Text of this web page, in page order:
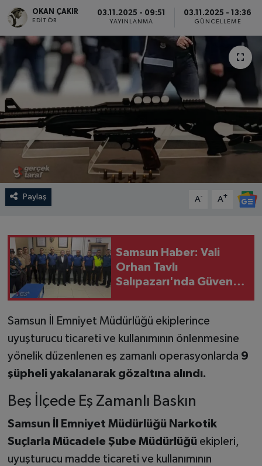
OKAN ÇAKIR
EDITÖR
03.11.2025 - 09:51
YAYINLANMA
03.11.2025 - 13:36
GÜNCELLEME
Paylaş A- A+
Samsun Haber: Vali
Orhan Tavlı
Salıpazarı'nda Güvenlik
Samsun İl Emniyet Müdürlüğü ekiplerince
uyuşturucu ticareti ve kullanımının önlenmesine
yönelik düzenlenen eş zamanlı operasyonlarda 9
şüpheli yakalanarak gözaltına alındı.
Beş İlçede Eş Zamanlı Baskın
Samsun İl Emniyet Müdürlüğü Narkotik
Suçlarla Mücadele Şube Müdürlüğüekipleri,
uyuşturucu madde ticareti ve kullanımının
EKONOMİ
TEKNOLOJİ
YAŞAM
YEMEK